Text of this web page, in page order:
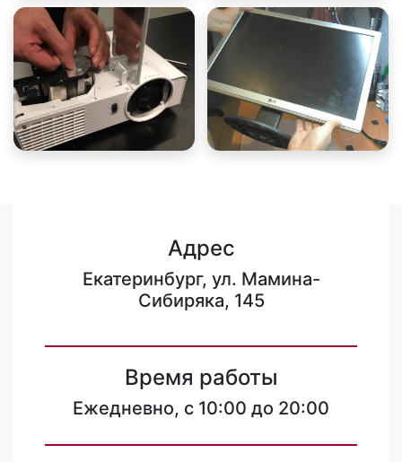
Адрес
Екатеринбург, ул. Мамина-
Сибиряка, 145
Время работы
Ежедневно, с 10:00 до 20:00